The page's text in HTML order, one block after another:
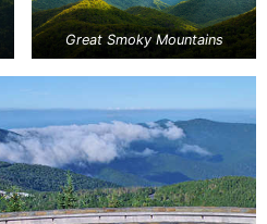
Great Smoky Mountains